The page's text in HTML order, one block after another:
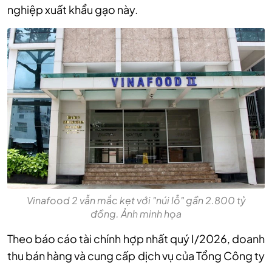
nghiệp xuất khẩu gạo này.
Vinafood 2 vẫn mắc kẹt với "núi lỗ" gần 2.800 tỷ
đồng. Ảnh minh họa
Theo báo cáo tài chính hợp nhất quý I/2026, doanh
thu bán hàng và cung cấp dịch vụ của Tổng Công ty